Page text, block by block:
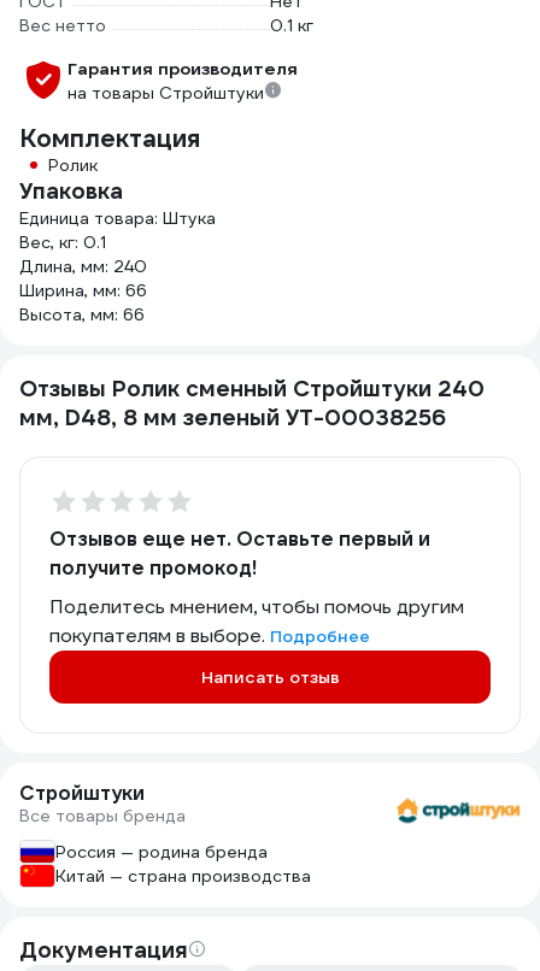
Вес нетто
0.1 кг
Гарантия производителя
на товары Стройштуки
Комплектация
Ролик
Упаковка
Единица товара: Штука
Вес, кг: 0.1
Длина, мм: 240
Ширина, мм: 66
Высота, мм: 66
Отзывы Ролик сменный Стройштуки 240
мм, D48, 8 мм зеленый УТ-00038256
Отзывов еще нет. Оставьте первый и
получите промокод!
Поделитесь мнением, чтобы помочь другим
покупателям в выборе. Подробнее
Написать отзыв
Стройштуки
Все товары бренда
Россия — родина бренда
Китай — страна производства
Документация